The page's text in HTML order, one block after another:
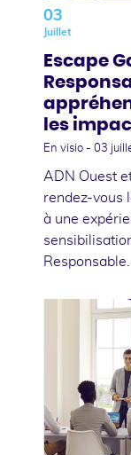
03
Juillet
Escape
les
En visio - 03
ADN Ouest
rendez-vous
à une
Responsable.